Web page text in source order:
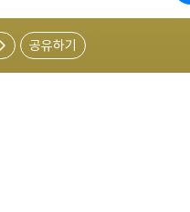
공유하기